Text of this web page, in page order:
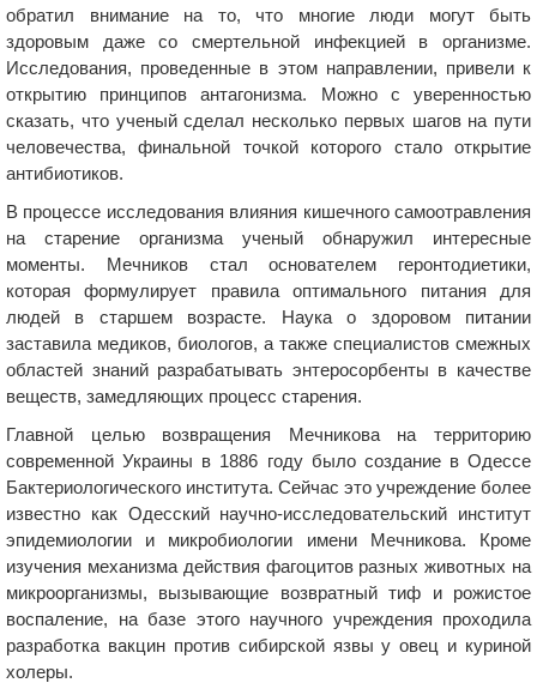
обратил внимание на то, что многие люди могут быть
здоровым даже со смертельной инфекцией в организме.
Исследования, проведенные в этом направлении, привели к
открытию принципов антагонизма. Можно с уверенностью
сказать, что ученый сделал несколько первых шагов на пути
человечества, финальной точкой которого стало открытие
антибиотиков.
В процессе исследования влияния кишечного самоотравления
на старение организма ученый обнаружил интересные
моменты. Мечников стал основателем геронтодиетики,
которая формулирует правила оптимального питания для
людей в старшем возрасте. Наука о здоровом питании
заставила медиков, биологов, а также специалистов смежных
областей знаний разрабатывать энтеросорбенты в качестве
веществ, замедляющих процесс старения.
Главной целью возвращения Мечникова на территорию
современной Украины в 1886 году было создание в Одессе
Бактериологического института. Сейчас это учреждение более
известно как Одесский научно-исследовательский институт
эпидемиологии и микробиологии имени Мечникова. Кроме
изучения механизма действия фагоцитов разных животных на
микроорганизмы, вызывающие возвратный тиф и рожистое
воспаление, на базе этого научного учреждения проходила
разработка вакцин против сибирской язвы у овец и куриной
холеры.